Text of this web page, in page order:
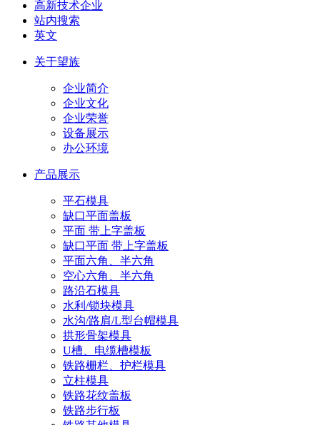
高新技术企业
站内搜索
英文
关于望族
企业简介
企业文化
企业荣誉
设备展示
办公环境
产品展示
平石模具
缺口平面盖板
平面 带上字盖板
缺口平面 带上字盖板
平面六角、半六角
空心六角、半六角
路沿石模具
水利/锁块模具
水沟/路肩/L型台帽模具
拱形骨架模具
U槽、电缆槽模板
铁路栅栏、护栏模具
立柱模具
铁路花纹盖板
铁路步行板